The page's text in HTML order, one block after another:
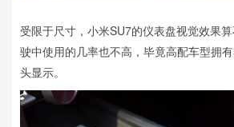
受限于尺寸，小米SU7的仪表盘视觉效果
驶中使用的几率也不高，毕竟高配车型拥
头显示。